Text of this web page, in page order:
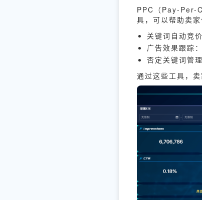
PPC（Pay-Per-
具，可以帮助卖
关键词自动竞
广告效果跟踪
否定关键词管
通过这些工具，